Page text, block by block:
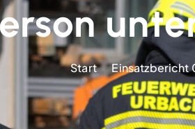
Start Einsatzbericht